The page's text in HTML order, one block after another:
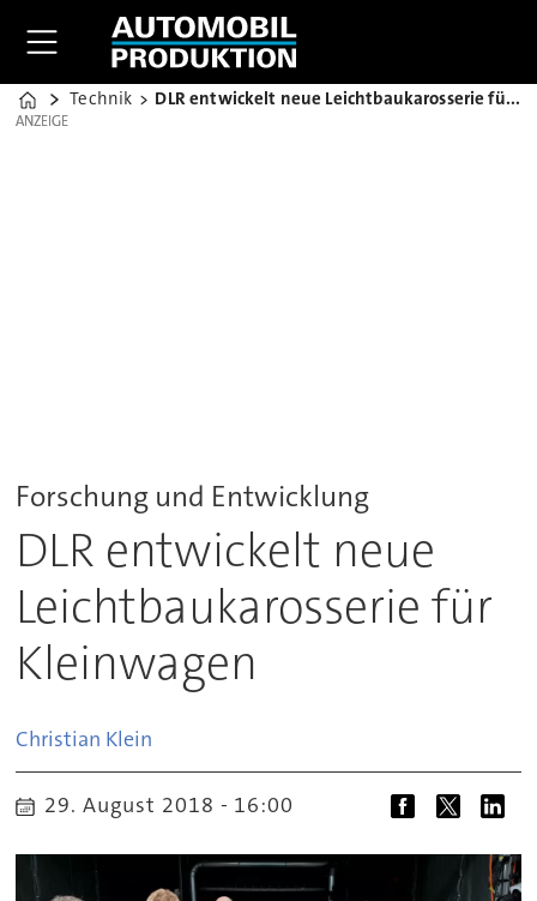
Home
Technik DLR entwickelt neue Leichtbaukarosserie für Kleinwagen
ANZEIGE
ANZEIGE
Forschung und Entwicklung
DLR entwickelt neue
Leichtbaukarosserie für
Kleinwagen
Christian Klein
29. August 2018 - 16:00